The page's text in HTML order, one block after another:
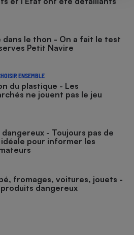
dans le thon - On a fait le test
Petit Navire
ENSEMBLE
du plastique - Les
ne jouent pas le jeu
- Toujours pas de
pour informer les
fromages, voitures, jouets -
dangereux